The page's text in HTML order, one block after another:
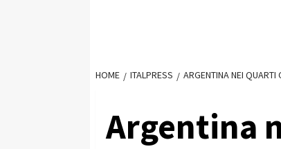
HOME ITALPRESS ARGENTINA NEI QUARTI
Argentina